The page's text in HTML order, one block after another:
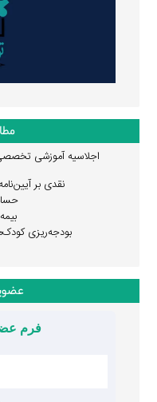
اجلاسیه آموزشی
نقدی بر
بودجه‌ریزی
فرم